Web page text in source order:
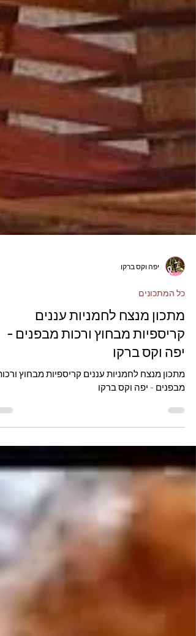
יפה וקס ברקו
כל המתכונים
מתכון מנצח לחמניות עננים
קריספיות מבחוץ ורכות מבפנים -
יפה וקס ברקו
מבפנים - יפה וקס ברקו